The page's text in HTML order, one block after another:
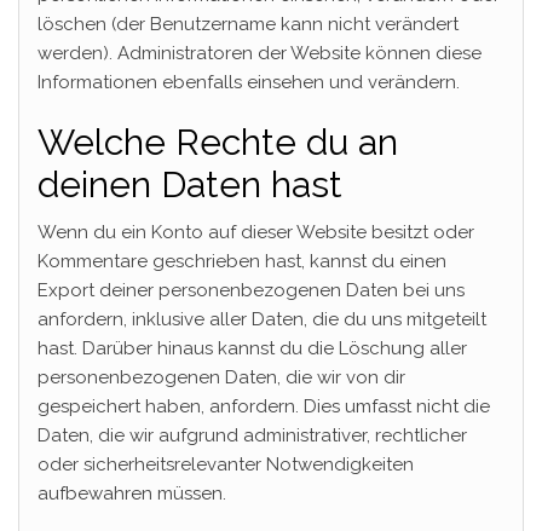
löschen (der Benutzername kann nicht verändert
werden). Administratoren der Website können diese
Informationen ebenfalls einsehen und verändern.
Welche Rechte du an
deinen Daten hast
Wenn du ein Konto auf dieser Website besitzt oder
Kommentare geschrieben hast, kannst du einen
Export deiner personenbezogenen Daten bei uns
anfordern, inklusive aller Daten, die du uns mitgeteilt
hast. Darüber hinaus kannst du die Löschung aller
personenbezogenen Daten, die wir von dir
gespeichert haben, anfordern. Dies umfasst nicht die
Daten, die wir aufgrund administrativer, rechtlicher
oder sicherheitsrelevanter Notwendigkeiten
aufbewahren müssen.